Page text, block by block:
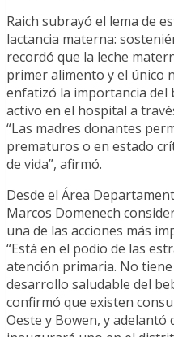
Raich subrayó el lema de
lactancia materna:
recordó que la leche
primer alimento y el único
enfatizó la importancia del
activo en el hospital a
“Las madres donantes
prematuros o en estado
de vida”, afirmó.
Desde el Área
Marcos Domenech
una de las acciones más
“Está en el podio de las
atención primaria. No
desarrollo saludable del
confirmó que existen
Oeste y Bowen, y adelantó